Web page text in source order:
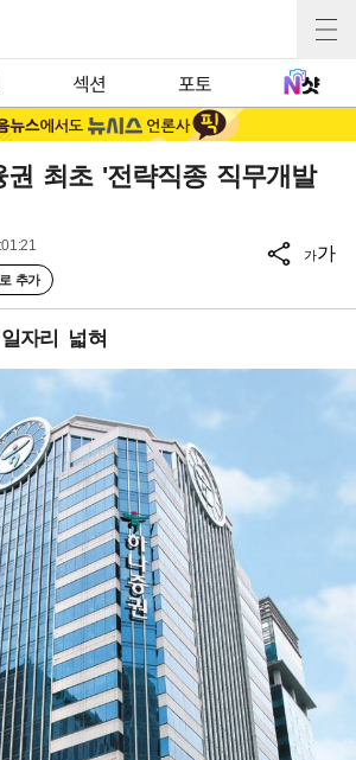
섹션 포토
권 최초 '전략직종 직무개발
추가
가가
자리 넓혀